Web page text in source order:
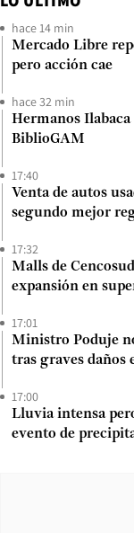
hace 14 min
Mercado Libre
pero acción cae
hace 32 min
Hermanos
BiblioGAM
17:40
Venta de autos
segundo mejor
17:32
Malls de
expansión en
17:01
Ministro Poduje
tras graves daños
17:00
Lluvia intensa
evento de